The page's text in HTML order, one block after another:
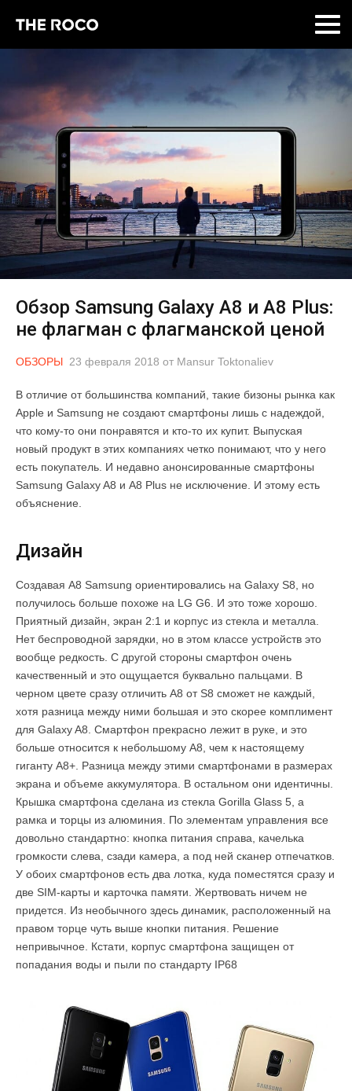
Обзор Samsung Galaxy A8 и A8 Plus:
не флагман с флагманской ценой
ОБЗОРЫ 23 февраля 2018 от Mansur Toktonaliev
В отличие от большинства компаний, такие бизоны рынка как
Apple и Samsung не создают смартфоны лишь с надеждой,
что кому-то они понравятся и кто-то их купит. Выпуская
новый продукт в этих компаниях четко понимают, что у него
есть покупатель. И недавно анонсированные смартфоны
Samsung Galaxy A8 и A8 Plus не исключение. И этому есть
объяснение.
Дизайн
Создавая A8 Samsung ориентировались на Galaxy S8, но
получилось больше похоже на LG G6. И это тоже хорошо.
Приятный дизайн, экран 2:1 и корпус из стекла и металла.
Нет беспроводной зарядки, но в этом классе устройств это
вообще редкость. С другой стороны смартфон очень
качественный и это ощущается буквально пальцами. В
черном цвете сразу отличить A8 от S8 сможет не каждый,
хотя разница между ними большая и это скорее комплимент
для Galaxy A8. Смартфон прекрасно лежит в руке, и это
больше относится к небольшому A8, чем к настоящему
гиганту A8+. Разница между этими смартфонами в размерах
экрана и объеме аккумулятора. В остальном они идентичны.
Крышка смартфона сделана из стекла Gorilla Glass 5, а
рамка и торцы из алюминия. По элементам управления все
довольно стандартно: кнопка питания справа, качелька
громкости слева, сзади камера, а под ней сканер отпечатков.
У обоих смартфонов есть два лотка, куда поместятся сразу и
две SIM-карты и карточка памяти. Жертвовать ничем не
придется. Из необычного здесь динамик, расположенный на
правом торце чуть выше кнопки питания. Решение
непривычное. Кстати, корпус смартфона защищен от
попадания воды и пыли по стандарту IP68